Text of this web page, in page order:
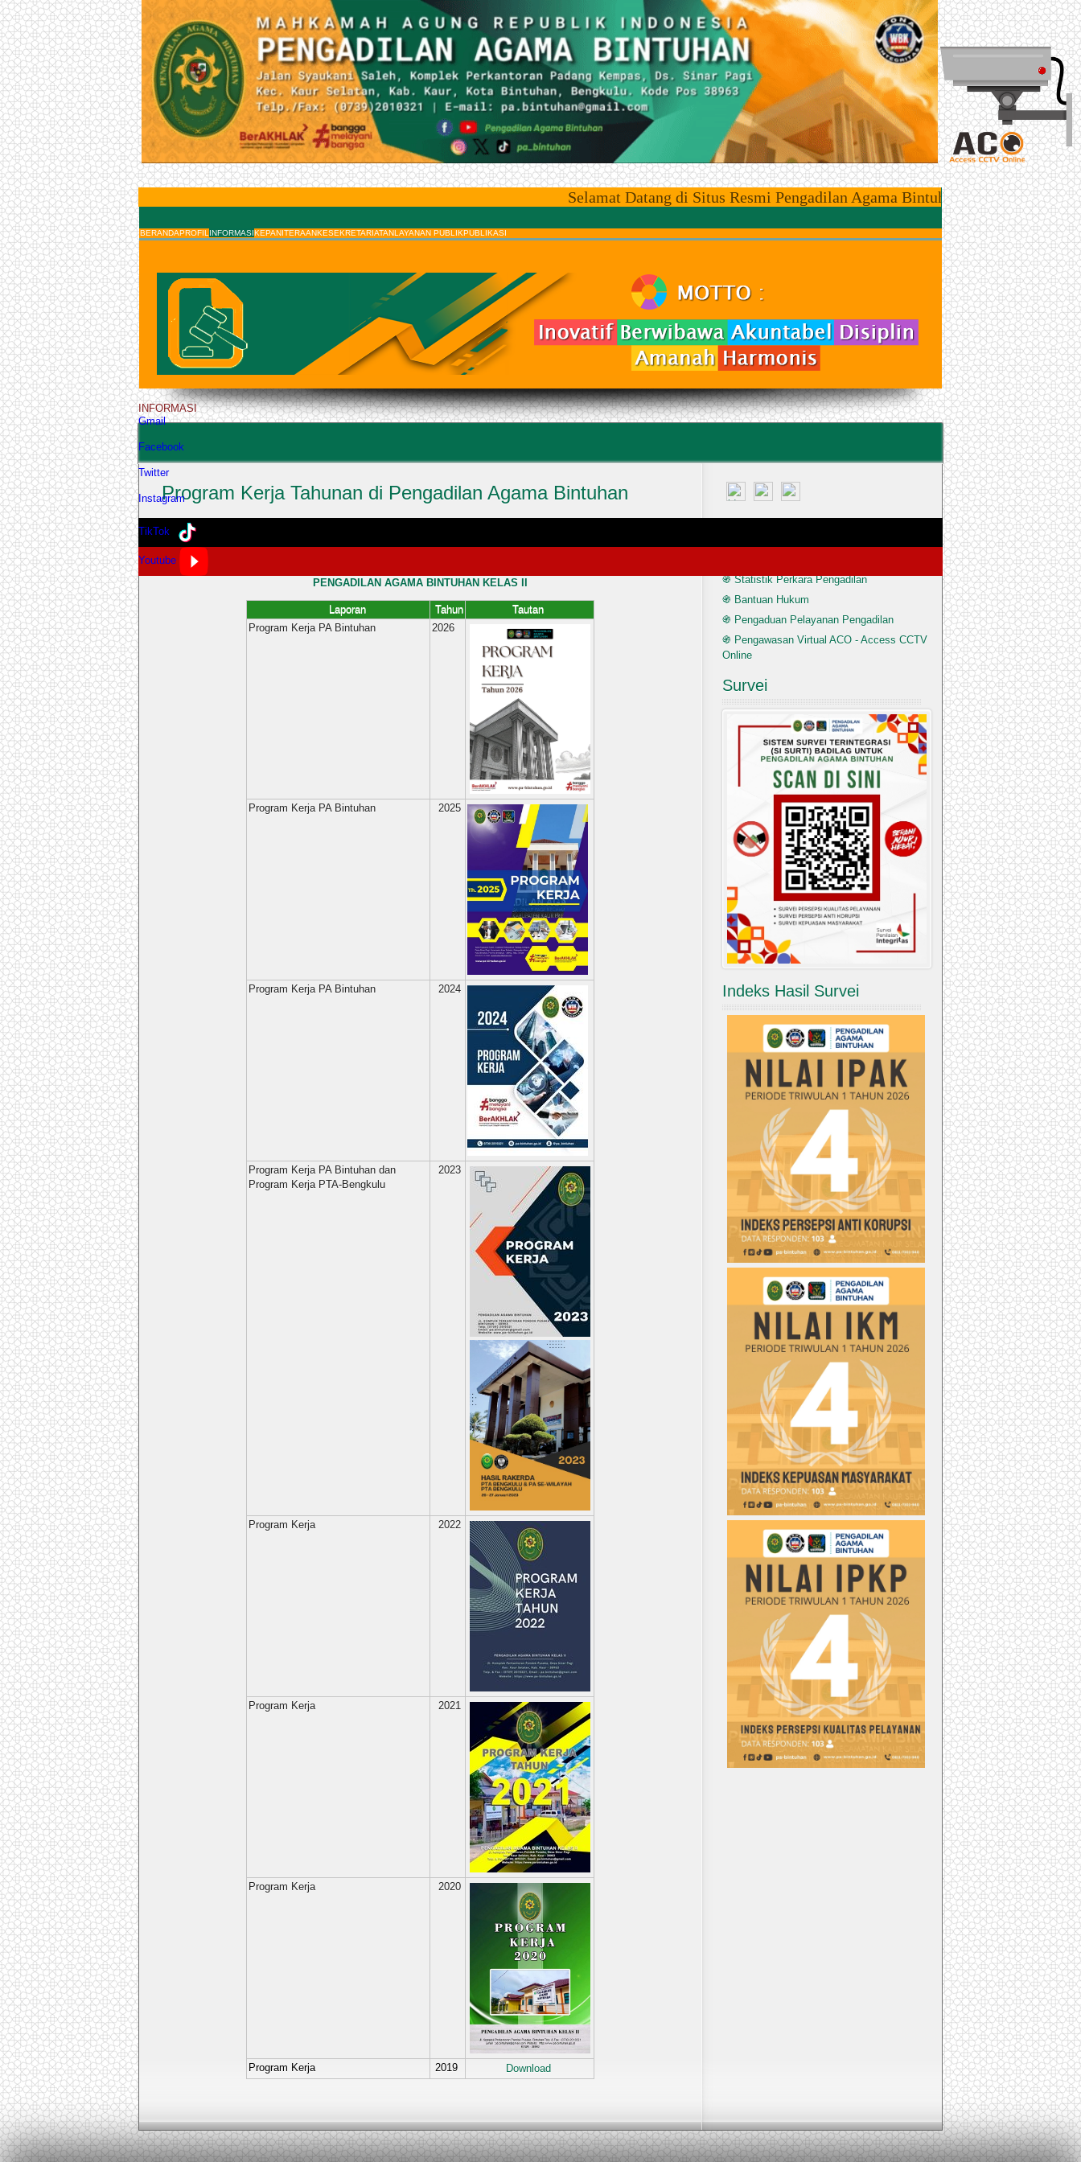
Selamat Datang di Situs Resmi Pengadilan Agama Bintuhan, Kawasan Zona
BERANDAPROFIL INFORMASIKEPANITERAANKESEKRETARIATANLAYANAN PUBLIKPUBLIKASI
INFORMASI
Gmail
Facebook
Twitter
Instagram
TikTok
Youtube
Program Kerja Tahunan di Pengadilan Agama Bintuhan
Published: Friday, 01 February 2019 04:16
PENGADILAN AGAMA BINTUHAN KELAS II
Laporan Tahun
Tautan
Program Kerja PA Bintuhan
2026
Program Kerja PA Bintuhan 2025
Program Kerja PA Bintuhan 2024
Program Kerja PA Bintuhan dan
Program Kerja PTA-Bengkulu
2023
Program Kerja 2022
Program Kerja 2021
Program Kerja 2020
Program Kerja 2019 Download
֍ Statistik Perkara Pengadilan
֍ Bantuan Hukum
֍ Pengaduan Pelayanan Pengadilan
֍ Pengawasan Virtual ACO - Access CCTV
Online
Survei
Indeks Hasil Survei